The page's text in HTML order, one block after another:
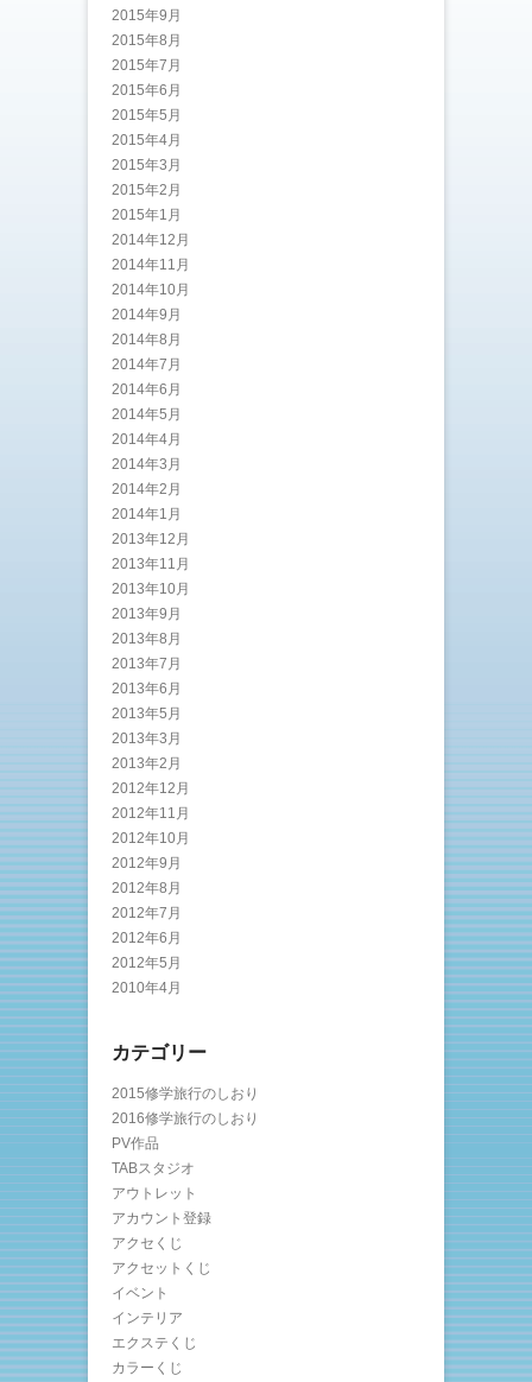
2015年9月
2015年8月
2015年7月
2015年6月
2015年5月
2015年4月
2015年3月
2015年2月
2015年1月
2014年12月
2014年11月
2014年10月
2014年9月
2014年8月
2014年7月
2014年6月
2014年5月
2014年4月
2014年3月
2014年2月
2014年1月
2013年12月
2013年11月
2013年10月
2013年9月
2013年8月
2013年7月
2013年6月
2013年5月
2013年3月
2013年2月
2012年12月
2012年11月
2012年10月
2012年9月
2012年8月
2012年7月
2012年6月
2012年5月
2010年4月
カテゴリー
2015修学旅行のしおり
2016修学旅行のしおり
PV作品
TABスタジオ
アウトレット
アカウント登録
アクセくじ
アクセットくじ
イベント
インテリア
エクステくじ
カラーくじ